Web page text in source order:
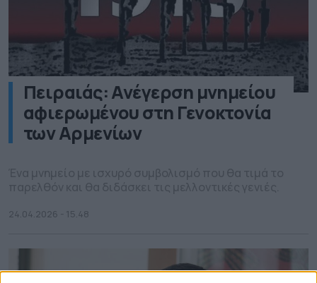
Πειραιάς: Ανέγερση μνημείου
αφιερωμένου στη Γενοκτονία
των Αρμενίων
24.04.2026 - 15.48